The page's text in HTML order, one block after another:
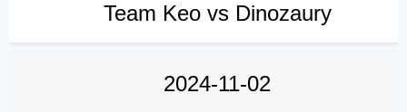
Team Keo vs Dinozaury
2024-11-02